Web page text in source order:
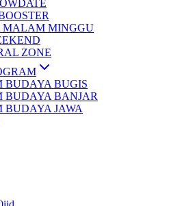
MALAM MINGGU
ZONE
BUDAYA BUGIS
BUDAYA BANJAR
BUDAYA JAWA